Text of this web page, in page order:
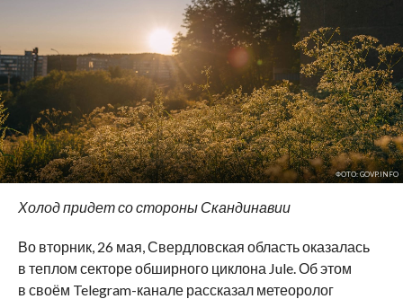
ФОТО: GOVP.INFO
Холод придет со стороны Скандинавии
Во вторник, 26 мая, Свердловская область оказалась
в теплом секторе обширного циклона Jule. Об этом
в своём Telegram-канале рассказал метеоролог